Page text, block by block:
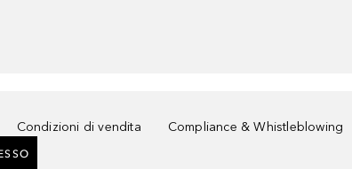
Condizioni di vendita
Compliance & Whistleblowing